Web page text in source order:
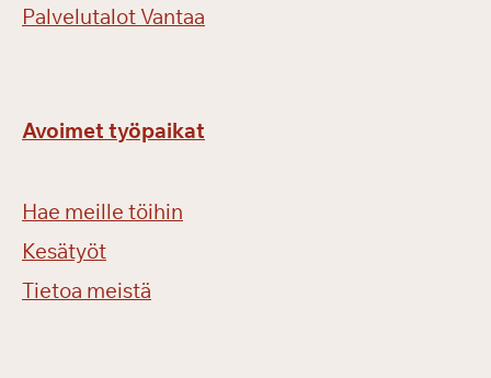
Palvelutalot Vantaa
Avoimet työpaikat
Hae meille töihin
Kesätyöt
Tietoa meistä